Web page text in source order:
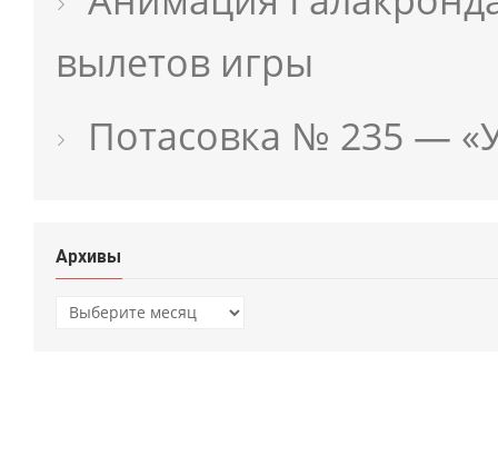
вылетов игры
Потасовка № 235 —
Архивы
Архивы